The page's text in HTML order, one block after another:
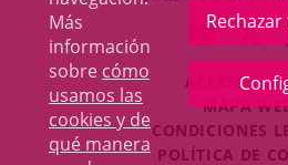
Más
información
sobre cómo
usamos las
cookies y de
qué manera
ENLACE
A
UNA
A
MAPA
CONDICIONES
POLÍTICA DE